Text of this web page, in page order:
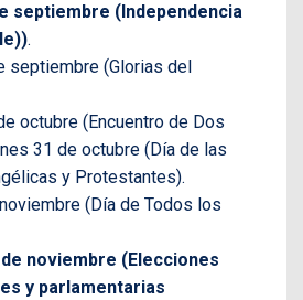
septiembre (Independencia
.
septiembre (Glorias del
octubre (Encuentro de Dos
31 de octubre (Día de las
y Protestantes).
(Día de Todos los
noviembre (Elecciones
y parlamentarias